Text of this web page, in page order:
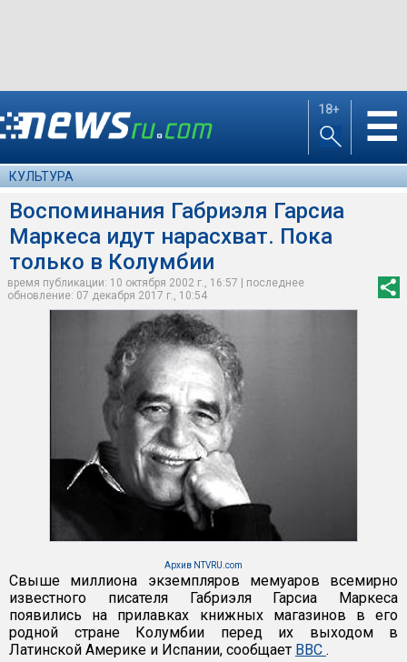
18+ ☰
КУЛЬТУРА
Воспоминания Габриэля Гарсиа
Маркеса идут нарасхват. Пока
только в Колумбии
время публикации: 10 октября 2002 г., 16:57 | последнее
обновление: 07 декабря 2017 г., 10:54
Архив NTVRU.com
Свыше миллиона экземпляров мемуаров всемирно
известного писателя Габриэля Гарсиа Маркеса
появились на прилавках книжных магазинов в его
родной стране Колумбии перед их выходом в
Латинской Америке и Испании, сообщает BBC .